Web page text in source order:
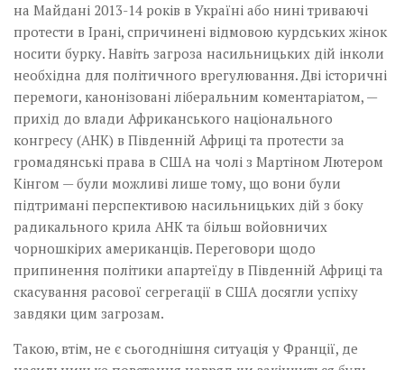
на Майдані 2013-14 років в Україні або нині триваючі
протести в Ірані, спричинені відмовою курдських жінок
носити бурку. Навіть загроза насильницьких дій інколи
необхідна для політичного врегулювання. Дві історичні
перемоги, канонізовані ліберальним коментаріатом, —
прихід до влади Африканського національного
конгресу (АНК) в Південній Африці та протести за
громадянські права в США на чолі з Мартіном Лютером
Кінгом — були можливі лише тому, що вони були
підтримані перспективою насильницьких дій з боку
радикального крила АНК та більш войовничих
чорношкірих американців. Переговори щодо
припинення політики апартеїду в Південній Африці та
скасування расової сегрегації в США досягли успіху
завдяки цим загрозам.
Такою, втім, не є сьогоднішня ситуація у Франції, де